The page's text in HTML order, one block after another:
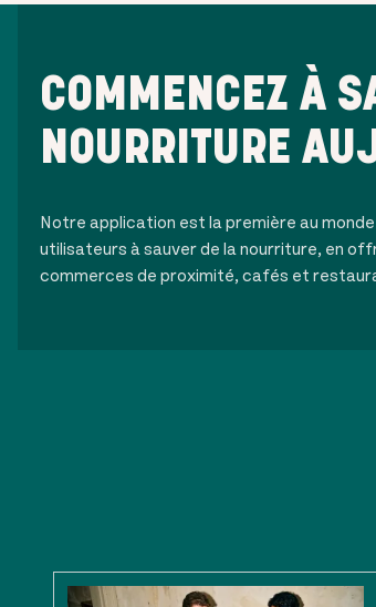
COMMENCEZ À
NOURRITURE
Notre application est la première au
utilisateurs à sauver de la nourriture, en
commerces de proximité, cafés et